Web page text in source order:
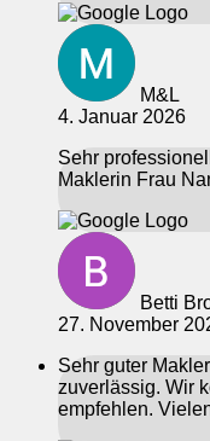
M&L
4. Januar 2026
Sehr
Maklerin Frau
Betti
27. November
Sehr guter
zuverlässig. Wir
empfehlen.